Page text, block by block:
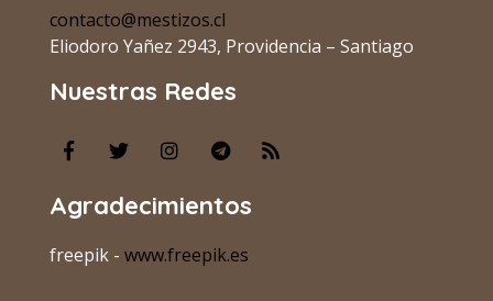
contacto@mestizos.cl
Eliodoro Yañez 2943, Providencia – Santiago
Nuestras Redes
Agradecimientos
freepik - www.freepik.es